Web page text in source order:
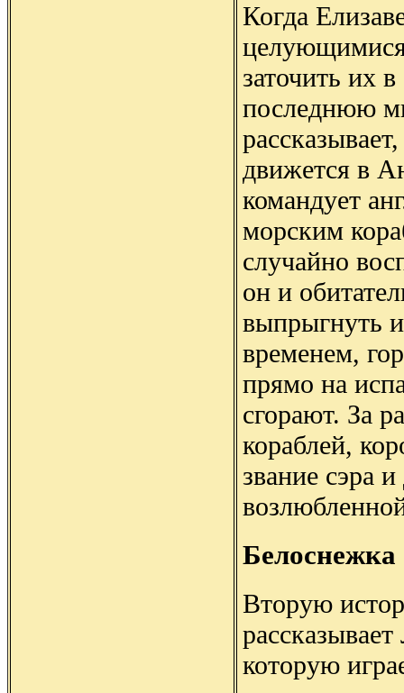
Когда
заточить их
последнюю
движется в
командует
морским
случайно
он и
выпрыгнуть
временем,
прямо на
сгорают. За
кораблей,
звание сэра
Белоснежка
Вторую
которую